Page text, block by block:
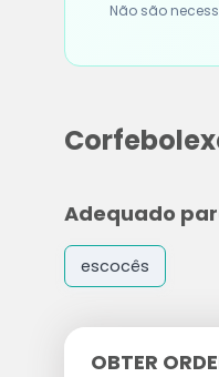
Não são
Adequado
escocês
OBTER